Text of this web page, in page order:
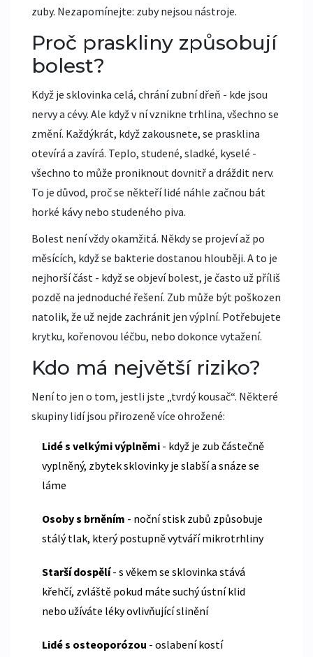
zuby. Nezapomínejte: zuby nejsou nástroje.
Proč praskliny způsobují
bolest?
Když je sklovinka celá, chrání zubní dřeň - kde jsou
nervy a cévy. Ale když v ní vznikne trhlina, všechno se
změní. Každýkrát, když zakousnete, se prasklina
otevírá a zavírá. Teplo, studené, sladké, kyselé -
všechno to může proniknout dovnitř a dráždit nerv.
To je důvod, proč se někteří lidé náhle začnou bát
horké kávy nebo studeného piva.
Bolest není vždy okamžitá. Někdy se projeví až po
měsících, když se bakterie dostanou hlouběji. A to je
nejhorší část - když se objeví bolest, je často už příliš
pozdě na jednoduché řešení. Zub může být poškozen
natolik, že už nejde zachránit jen výplní. Potřebujete
krytku, kořenovou léčbu, nebo dokonce vytažení.
Kdo má největší riziko?
Není to jen o tom, jestli jste „tvrdý kousač“. Některé
skupiny lidí jsou přirozeně více ohrožené:
Lidé s velkými výplněmi - když je zub částečně
vyplněný, zbytek sklovinky je slabší a snáze se
láme
Osoby s brněním - noční stisk zubů způsobuje
stálý tlak, který postupně vytváří mikrotrhliny
Starší dospělí- s věkem se sklovinka stává
křehčí, zvláště pokud máte suchý ústní klid
nebo užíváte léky ovlivňující slinění
Lidé s osteoporózou - oslabení kostí